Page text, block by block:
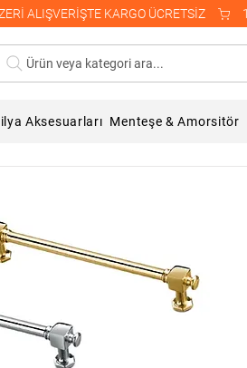
Ürün veya kategori ara...
Aksesuarları Menteşe & Amorsitör